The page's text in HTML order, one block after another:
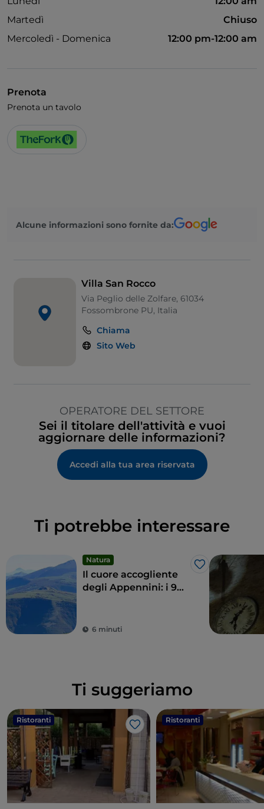
Martedì
Chiuso
Mercoledì - Domenica
12:00 pm-12:00 am
Prenota
Prenota un tavolo
Alcune informazioni sono fornite da:
Villa San Rocco
Via Peglio delle Zolfare, 61034
Fossombrone PU, Italia
Chiama
Sito Web
OPERATORE DEL SETTORE
Sei il titolare dell'attività e vuoi
aggiornare delle informazioni?
Accedi alla tua area riservata
Ti potrebbe interessare
Natura
Like
Il cuore accogliente
degli Appennini: i 9
6 minuti
Ti suggeriamo
Ristoranti
Like
Ristoranti